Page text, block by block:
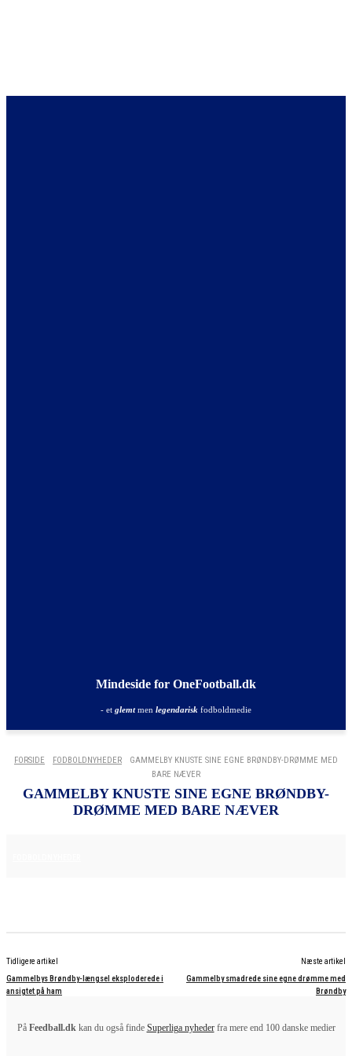
Mindeside for OneFootball.dk
- et glemtmen legendarisk fodboldmedie
FORSIDE FODBOLDNYHEDER
GAMMELBY KNUSTE SINE EGNE BRØNDBY-DRØMME MED
BARE NÆVER
GAMMELBY KNUSTE SINE EGNE BRØNDBY-
DRØMME MED BARE NÆVER
Tidligere artikel
Gammelbys Brøndby-længsel eksploderede i
ansigtet på ham
Næste artikel
Gammelby smadrede sine egne drømme med
Brøndby
På Feedball.dkkan du også finde Superliga nyhederfra mere end 100 danske medier